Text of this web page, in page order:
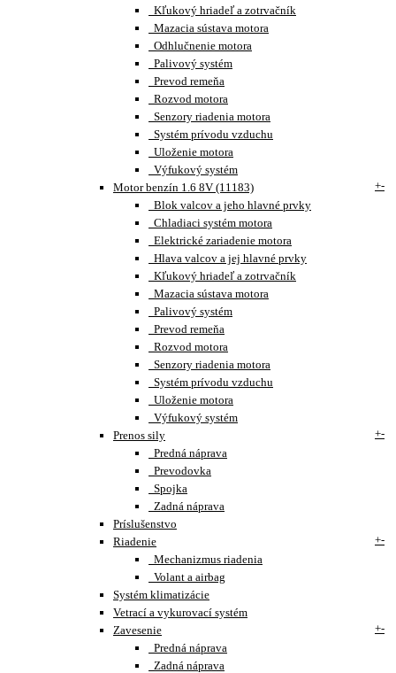
Kľukový hriadeľ a zotrvačník
Mazacia sústava motora
Odhlučnenie motora
Palivový systém
Prevod remeňa
Rozvod motora
Senzory riadenia motora
Systém prívodu vzduchu
Uloženie motora
Výfukový systém
Motor benzín 1.6 8V (11183)
+-
Blok valcov a jeho hlavné prvky
Chladiaci systém motora
Elektrické zariadenie motora
Hlava valcov a jej hlavné prvky
Kľukový hriadeľ a zotrvačník
Mazacia sústava motora
Palivový systém
Prevod remeňa
Rozvod motora
Senzory riadenia motora
Systém prívodu vzduchu
Uloženie motora
Výfukový systém
Prenos sily
+-
Predná náprava
Prevodovka
Spojka
Zadná náprava
Príslušenstvo
Riadenie
+-
Mechanizmus riadenia
Volant a airbag
Systém klimatizácie
Vetrací a vykurovací systém
Zavesenie
+-
Predná náprava
Zadná náprava